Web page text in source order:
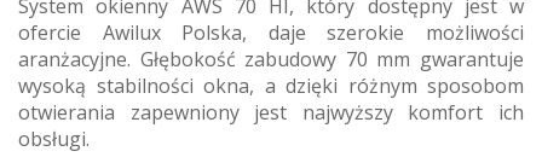
System okienny AWS 70 HI, który dostępny jest w
ofercie Awilux Polska, daje szerokie możliwości
aranżacyjne. Głębokość zabudowy 70 mm gwarantuje
wysoką stabilności okna, a dzięki różnym sposobom
otwierania zapewniony jest najwyższy komfort ich
obsługi.